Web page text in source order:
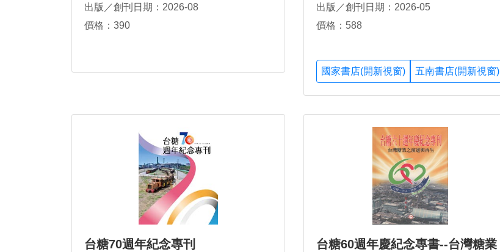
出版／創刊日期：2026-08
價格：390
出版／創刊日期：2026-05
價格：588
國家書店(開新視窗) 五南書店(開新視窗)
台糖70週年紀念專刊
台糖60週年慶紀念專書--台灣糖業